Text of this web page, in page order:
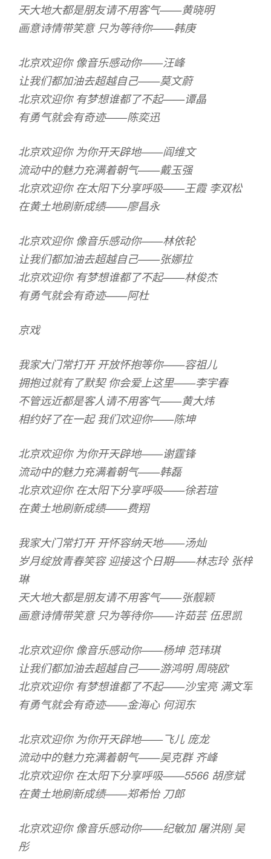
天大地大都是朋友请不用客气——黄晓明
画意诗情带笑意 只为等待你——韩庚
北京欢迎你 像音乐感动你——汪峰
让我们都加油去超越自己——莫文蔚
北京欢迎你 有梦想谁都了不起——谭晶
有勇气就会有奇迹——陈奕迅
北京欢迎你 为你开天辟地——阎维文
流动中的魅力充满着朝气——戴玉强
北京欢迎你 在太阳下分享呼吸——王霞 李双松
在黄土地刷新成绩——廖昌永
北京欢迎你 像音乐感动你——林依轮
让我们都加油去超越自己——张娜拉
北京欢迎你 有梦想谁都了不起——林俊杰
有勇气就会有奇迹——阿杜
京戏
我家大门常打开 开放怀抱等你——容祖儿
拥抱过就有了默契 你会爱上这里——李宇春
不管远近都是客人请不用客气——黄大炜
相约好了在一起 我们欢迎你——陈坤
北京欢迎你 为你开天辟地——谢霆锋
流动中的魅力充满着朝气——韩磊
北京欢迎你 在太阳下分享呼吸——徐若瑄
在黄土地刷新成绩——费翔
我家大门常打开 开怀容纳天地——汤灿
岁月绽放青春笑容 迎接这个日期——林志玲 张梓
琳
天大地大都是朋友请不用客气——张靓颖
画意诗情带笑意 只为等待你——许茹芸 伍思凯
北京欢迎你 像音乐感动你——杨坤 范玮琪
让我们都加油去超越自己——游鸿明 周晓欧
北京欢迎你 有梦想谁都了不起——沙宝亮 满文军
有勇气就会有奇迹——金海心 何润东
北京欢迎你 为你开天辟地——飞儿 庞龙
流动中的魅力充满着朝气——吴克群 齐峰
北京欢迎你 在太阳下分享呼吸——5566 胡彦斌
在黄土地刷新成绩——郑希怡 刀郎
北京欢迎你 像音乐感动你——纪敏加 屠洪刚 吴
彤